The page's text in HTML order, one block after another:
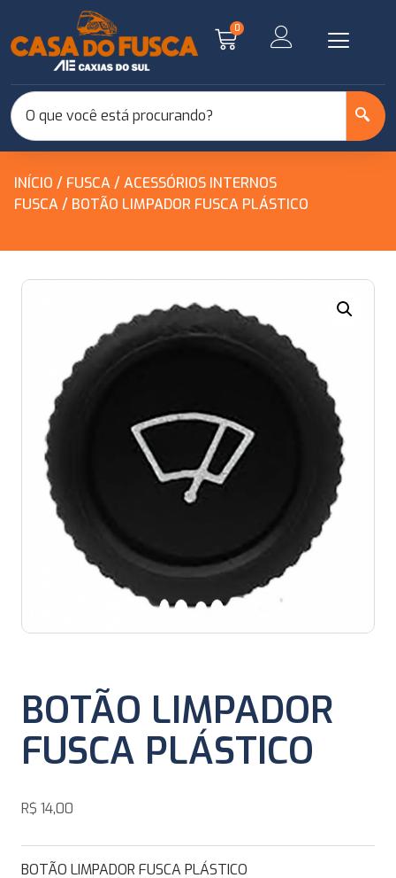
0
INÍCIO / FUSCA/ACESSÓRIOS INTERNOS
FUSCA/ BOTÃO LIMPADOR FUSCA PLÁSTICO
BOTÃO LIMPADOR
FUSCA PLÁSTICO
R$ 14,00
BOTÃO LIMPADOR FUSCA PLÁSTICO